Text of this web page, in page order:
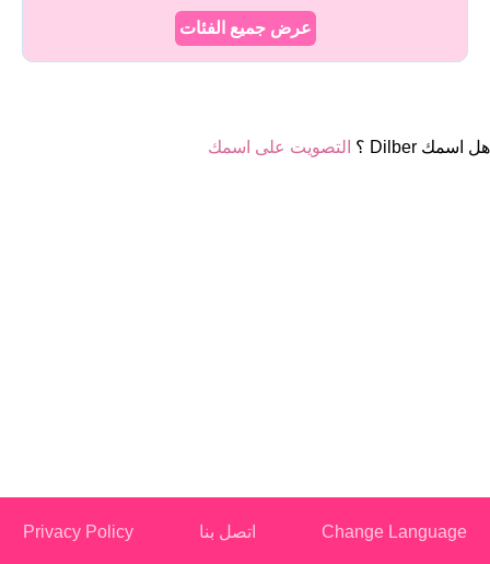
عرض جميع الفئات
هل اسمك Dilber ؟ التصويت على اسمك
Change Language اتصل بنا Privacy Policy